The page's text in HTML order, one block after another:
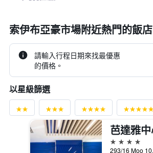
索伊布亞豪市場附近熱門的飯店
請輸入行程日期來找最優惠
的價格。
以星級篩選
4星級